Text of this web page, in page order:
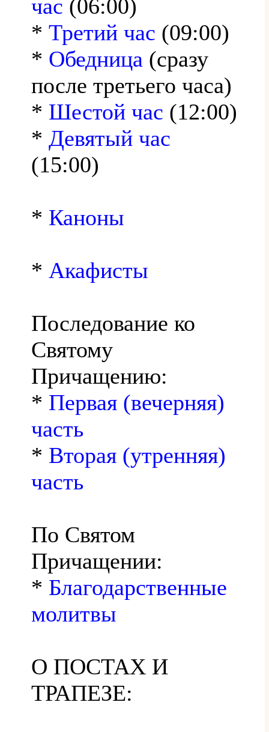
час (06:00)
* Третий час (09:00)
* Обедница (сразу
после третьего часа)
* Шестой час (12:00)
* Девятый час
(15:00)
* Каноны
* Акафисты
Последование ко
Святому
Причащению:
* Первая (вечерняя)
часть
* Вторая (утренняя)
часть
По Святом
Причащении:
* Благодарственные
молитвы
О ПОСТАХ И
ТРАПЕЗЕ: